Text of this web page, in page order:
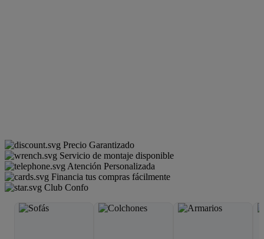
Precio Garantizado
Servicio de montaje disponible
Atención Personalizada
Financia tus compras fácilmente
Club Confo